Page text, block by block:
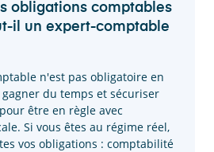
obligations comptables
il un expert-comptable
n'est pas obligatoire en
du temps et sécuriser
être en règle avec
Si vous êtes au régime réel,
vos obligations : comptabilité